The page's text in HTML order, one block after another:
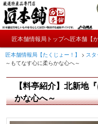
メ
イ
ン
ン
テ
匠本舗情報局
かにやおせちについてのおも
ン
メ
イ
ン
コ
匠本舗情報局トップへ匠本舗【
匠本舗情報局【たくじょー！】 > ス
～もてなす心に柔らかな心へ～
【料亭紹介】北新地
かな心へ～